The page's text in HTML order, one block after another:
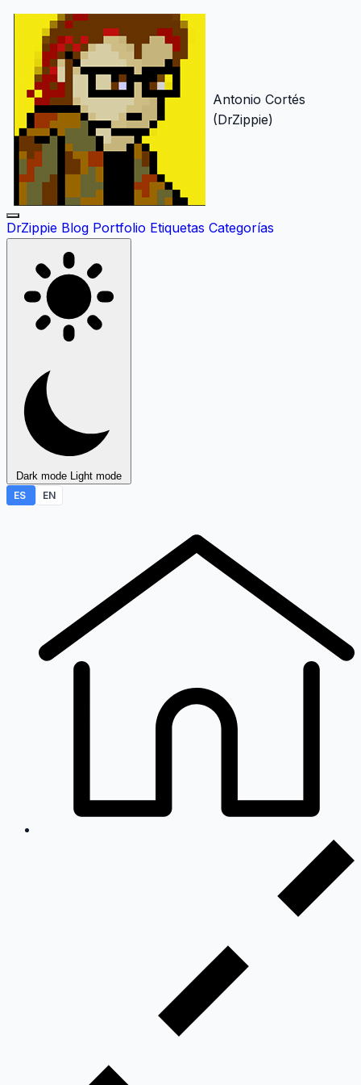
Antonio Cortés
(DrZippie)
DrZippie Blog Portfolio Etiquetas Categorías
Dark mode Light mode
ES
EN